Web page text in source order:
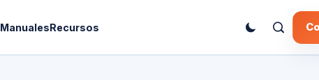
ManualesRecursos